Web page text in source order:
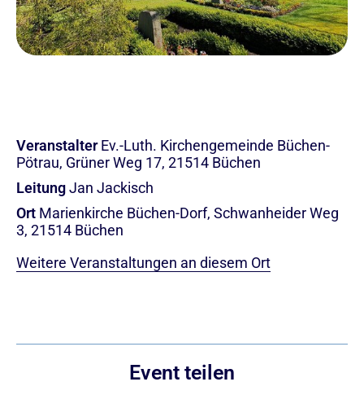
Veranstalter Ev.-Luth. Kirchengemeinde Büchen-
Pötrau, Grüner Weg 17, 21514 Büchen
LeitungJan Jackisch
Ort Marienkirche Büchen-Dorf, Schwanheider Weg
3, 21514 Büchen
Weitere Veranstaltungen an diesem Ort
Event teilen